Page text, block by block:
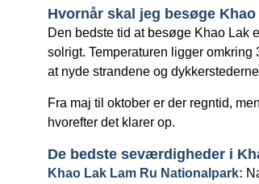
Hvornår skal jeg besøge Khao
Den bedste tid at besøge Khao Lak
solrigt. Temperaturen ligger
at nyde strandene og
Fra maj til oktober er der regntid,
hvorefter det klarer op.
De bedste seværdigheder i
Khao Lak Lam Ru Nationalpark: